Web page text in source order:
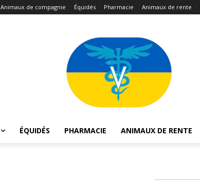
Animaux de compagnie Équidés Pharmacie Animaux de rente
ÉQUIDÉS PHARMACIE ANIMAUX DE RENTE